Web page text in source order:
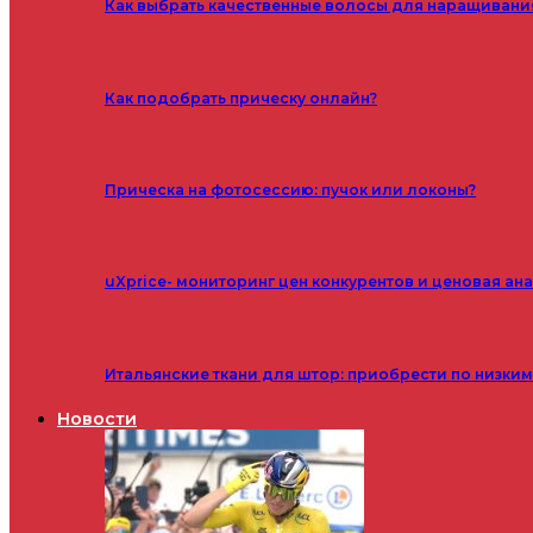
Как выбрать качественные волосы для
Как подобрать прическу онлайн?
Прическа на фотосессию: пучок или локоны?
uXprice- мониторинг цен конкурентов и ценовая
Итальянские ткани для штор: приобрести по
Новости